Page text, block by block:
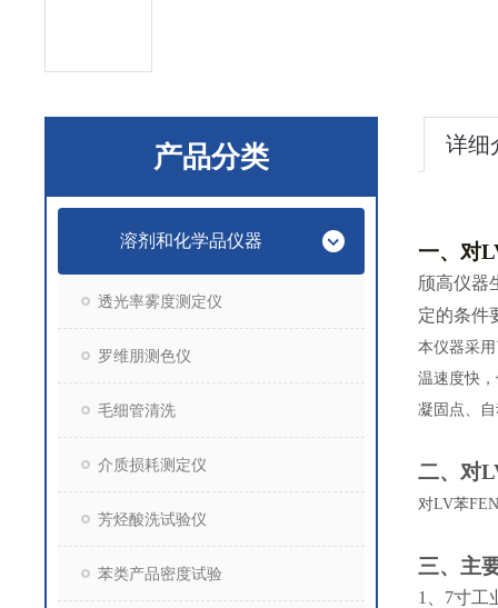
产品分类
溶剂和化学品仪器
透光率雾度测定仪
罗维朋测色仪
毛细管清洗
介质损耗测定仪
芳烃酸洗试验仪
苯类产品密度试验
详细
一、 对
颀高仪器
定的条件
本仪器采
温速度快
凝固点、
二、 对
对LV苯FEN
三、主
1、7寸工